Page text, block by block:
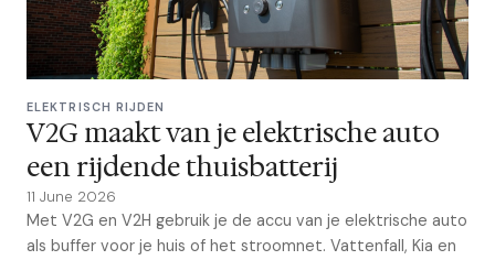
ELEKTRISCH RIJDEN
V2G maakt van je elektrische auto
een rijdende thuisbatterij
11 June 2026
Met V2G en V2H gebruik je de accu van je elektrische auto
als buffer voor je huis of het stroomnet. Vattenfall, Kia en